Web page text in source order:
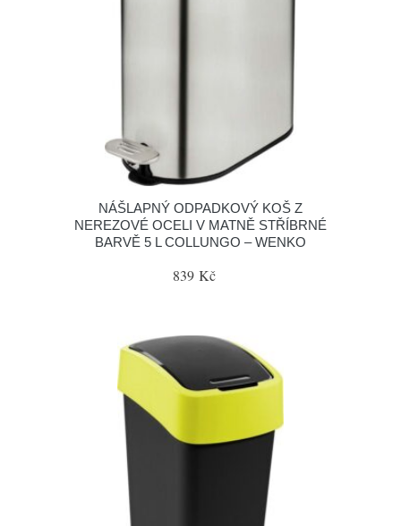
NÁŠLAPNÝ ODPADKOVÝ KOŠ Z
NEREZOVÉ OCELI V MATNĚ STŘÍBRNÉ
BARVĚ 5 L COLLUNGO – WENKO
839 Kč